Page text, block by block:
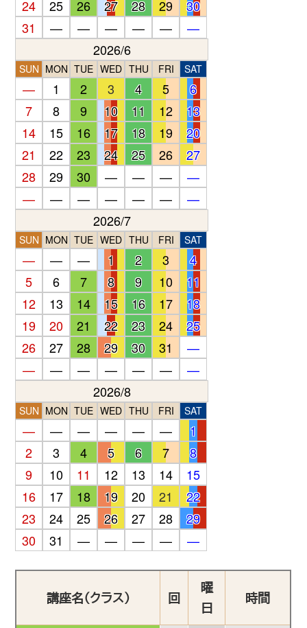
24 25 26 27 28 29
30
31
— — — — —
—
2026/6
SUN MON TUE WED THU FRI SAT
— 1 2 3 4 5
6
7
8 9 10 11 12
13
14
15 16 17 18 19
20
21
22 23 24 25 26
27
28
29 30 — — —
—
—
— — — — —
—
2026/7
SUN MON TUE WED THU FRI SAT
— — — 1 2 3
4
5
6 7 8 9 10
11
12
13 14 15 16 17
18
19
20 21 22 23 24
25
26
27 28 29 30 31
—
—
— — — — —
—
2026/8
SUN MON TUE WED THU FRI SAT
— — — — — —
1
2
3 4 5 6 7
8
9
10 11 12 13 14
15
16
17 18 19 20 21
22
23
24 25 26 27 28
29
30
31 — — — — —
講座名（クラス） 回
曜
日
時間